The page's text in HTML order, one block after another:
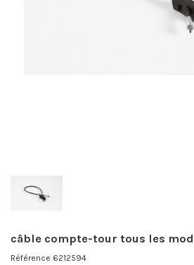
câble compte-tour tous les
Référence 6212594